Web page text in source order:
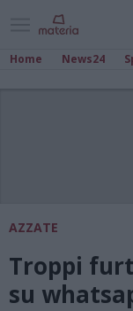
Home News24
AZZATE
Troppi
su